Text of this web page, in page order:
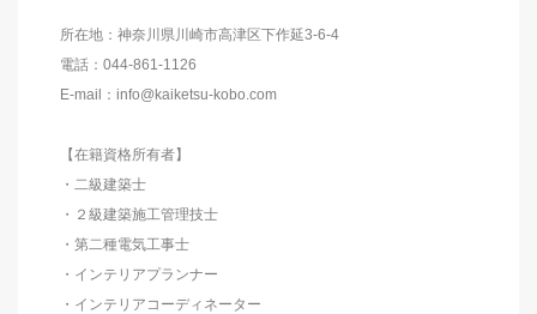
所在地：神奈川県川崎市高津区下作延3-6-4
電話：044-861-1126
E-mail：info@kaiketsu-kobo.com
【在籍資格所有者】
・二級建築士
・２級建築施工管理技士
・第二種電気工事士
・インテリアプランナー
・インテリアコーディネーター